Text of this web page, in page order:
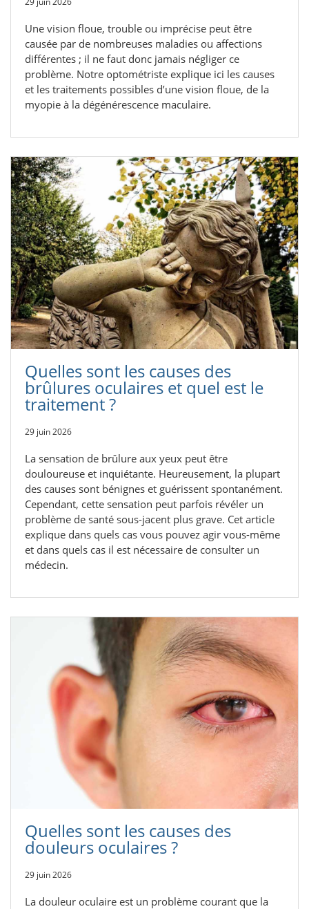
Une vision floue, trouble ou imprécise peut être
causée par de nombreuses maladies ou affections
différentes ; il ne faut donc jamais négliger ce
problème. Notre optométriste explique ici les causes
et les traitements possibles d’une vision floue, de la
myopie à la dégénérescence maculaire.
Quelles sont les causes des
brûlures oculaires et quel est le
traitement ?
29 juin 2026
La sensation de brûlure aux yeux peut être
douloureuse et inquiétante. Heureusement, la plupart
des causes sont bénignes et guérissent spontanément.
Cependant, cette sensation peut parfois révéler un
problème de santé sous-jacent plus grave. Cet article
explique dans quels cas vous pouvez agir vous-même
et dans quels cas il est nécessaire de consulter un
médecin.
Quelles sont les causes des
douleurs oculaires ?
29 juin 2026
La douleur oculaire est un problème courant que la